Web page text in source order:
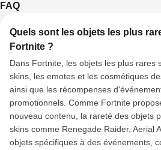
FAQ
Quels sont les objets les plus
Fortnite ?
Dans Fortnite, les objets les plus rares
skins, les emotes et les cosmétiques
ainsi que les récompenses
promotionnels. Comme Fortnite
nouveau contenu, la rareté des objets
skins comme Renegade Raider, Aerial
objets spécifiques à des événements,